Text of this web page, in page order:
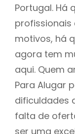
Portugal. Há
profissionais
motivos, há
agora tem
aqui. Quem
Para Alugar
dificuldades
falta de
ser uma